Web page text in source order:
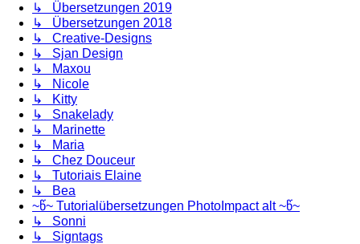
↳ Übersetzungen 2019
↳ Übersetzungen 2018
↳ Creative-Designs
↳ Sjan Design
↳ Maxou
↳ Nicole
↳ Kitty
↳ Snakelady
↳ Marinette
↳ Maria
↳ Chez Douceur
↳ Tutoriais Elaine
↳ Bea
~წ~ Tutorialübersetzungen PhotoImpact alt ~წ~
↳ Sonni
↳ Signtags